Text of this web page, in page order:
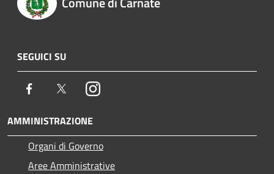
SEGUICI SU
Facebook TwitterInstagram
AMMINISTRAZIONE
Organi di Governo
Aree Amministrative